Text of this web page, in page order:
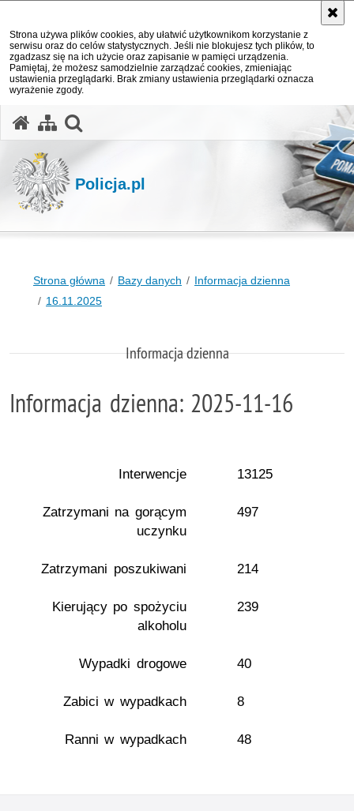
Strona używa plików cookies, aby ułatwić użytkownikom korzystanie z
serwisu oraz do celów statystycznych. Jeśli nie blokujesz tych plików, to
zgadzasz się na ich użycie oraz zapisanie w pamięci urządzenia.
Pamiętaj, że możesz samodzielnie zarządzać cookies, zmieniając
ustawienia przeglądarki. Brak zmiany ustawienia przeglądarki oznacza
wyrażenie zgody.
Policja.pl
Strona główna Bazy danych
Informacja dzienna
16.11.2025
Informacja dzienna
Informacja dzienna: 2025-11-16
Interwencje 13125
Zatrzymani na gorącym
uczynku
497
Zatrzymani poszukiwani 214
Kierujący po spożyciu
alkoholu
239
Wypadki drogowe 40
Zabici w wypadkach 8
Ranni w wypadkach 48